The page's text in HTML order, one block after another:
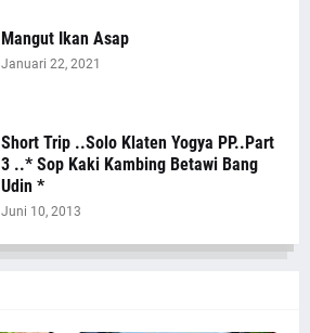
Mangut Ikan Asap
Januari 22, 2021
Short Trip ..Solo Klaten Yogya PP..Part
3 ..* Sop Kaki Kambing Betawi Bang
Udin *
Juni 10, 2013